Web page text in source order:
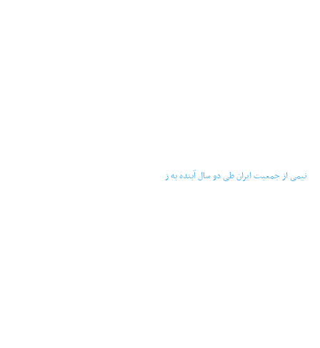
‏‏‏ ‏‏ ‏ نیمی از جمعیت ایران طی دو سال آینده به ز